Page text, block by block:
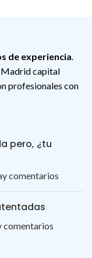
de experiencia.
Madrid capital
profesionales con
pero, ¿tu
comentarios
comentarios